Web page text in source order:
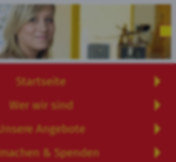
Startseite
Wer wir sind
Angebote
& Spenden